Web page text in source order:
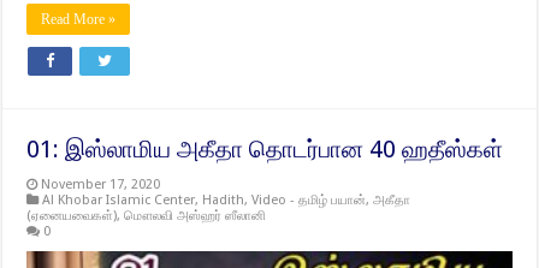
Read More »
01: இஸ்லாமிய அகீதா தொடர்பான 40 ஹதீஸ்கள்
November 17, 2020
Al Khobar Islamic Center, Hadith,Video - தமிழ் பயான்,அகீதா
(ஏனையவைகள்),மௌலவி அஸ்ஹர் ஸீலானி
0